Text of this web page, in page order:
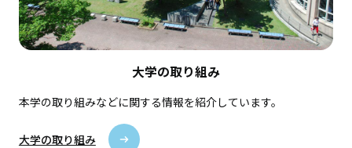
大学の取り組み
本学の取り組みなどに関する情報を紹介しています。
大学の取り組み